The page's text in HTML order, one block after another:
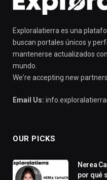
Exploralatierra es una
buscan portales únicos y
mantenerse actualizados
mundo.
We're accepting new
Email Us:
OUR PICKS
Nerea
por qué